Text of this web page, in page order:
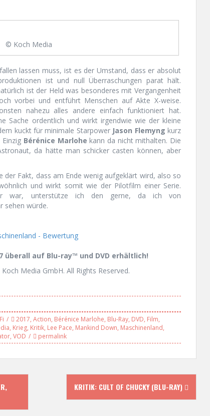
© Koch Media
lassen muss, ist es der Umstand, dass er absolut
ist und null Überraschungen parat hält.
ist der Held was besonderes mit Vergangenheit
vorbei und entführt Menschen auf Akte X-weise.
nahezu alles andere einfach funktioniert hat.
Sache ordentlich und wirkt irgendwie wie der kleine
kuckt für minimale Starpower Jason Flemyng kurz
Bérénice Marlohe kann da nicht mithalten. Die
da hätte man schicker casten können, aber
Fakt, dass am Ende wenig aufgeklärt wird, also so
und wirkt somit wie der Pilotfilm einer Serie.
war, unterstütze ich den gerne, da ich von
sehen würde.
überall auf Blu-ray™ und DVD erhältlich!
Media GmbH. All Rights Reserved.
2017, Action, Bérénice Marlohe, Blu-Ray, DVD, Film,
, Krieg, Kritik, Lee Pace, Mankind Down, Maschinenland,
, VOD permalink
KRITIK: CULT OF CHUCKY (BLU-RAY)